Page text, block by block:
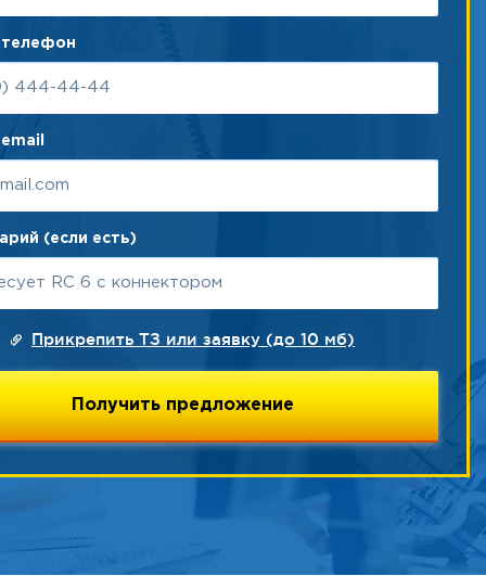
(если есть)
Прикрепить ТЗ или заявку (до 10 мб)